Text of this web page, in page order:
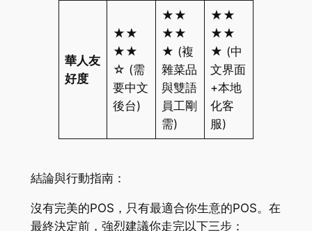
華人友
好度
★★
★★
☆ (需
要中文
後台)
★★
★★
★ (複
雜菜品
與雙語
員工剛
需)
★★
★★
★ (中
文界面
+本地
化客
服)
結論與行動指南：
沒有完美的POS，只有最適合你生意的POS。在
最終決定前，強烈建議你走完以下三步：